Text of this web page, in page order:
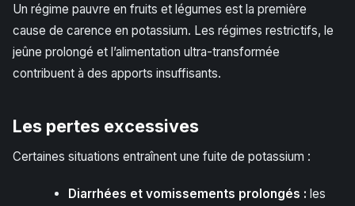
Un régime pauvre en fruits et légumes est la première
cause de carence en potassium. Les régimes restrictifs, le
jeûne prolongé et l’alimentation ultra-transformée
contribuent à des apports insuffisants.
Les pertes excessives
Certaines situations entraînent une fuite de potassium :
Diarrhées et vomissements prolongés : les